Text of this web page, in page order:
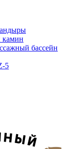
камин
бассейн
5